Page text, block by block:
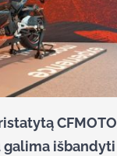
CFMOTO
galima išbandyti